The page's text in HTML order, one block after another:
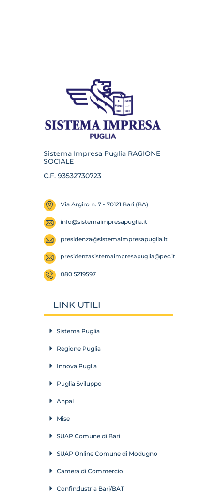
Sistema Impresa Puglia RAGIONE
SOCIALE
C.F. 93532730723
Via Argiro n. 7 - 70121 Bari (BA)
info@sistemaimpresapuglia.it
presidenza@sistemaimpresapuglia.it
presidenzasistemaimpresapuglia@pec.it
080 5219597
LINK UTILI
Sistema Puglia
Regione Puglia
Innova Puglia
Puglia Sviluppo
Anpal
Mise
SUAP Comune di Bari
SUAP Online Comune di Modugno
Camera di Commercio
Confindustria Bari/BAT